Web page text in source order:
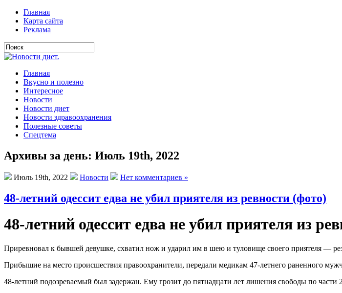
Главная
Карта сайта
Реклама
Главная
Вкусно и полезно
Интересное
Новости
Новости диет
Новости здравоохранения
Полезные советы
Спецтема
Архивы за день: Июль 19th, 2022
Июль 19th, 2022 Новости Нет комментариев »
48-летний одессит едва не убил приятеля из ревности (фото)
48-летний одессит едва не убил приятеля из
Приревновал к бывшей девушке, схватил нож и ударил им в шею и туловище своего приятеля —
Прибышие на место происшествия правоохранители, передали медикам 47-летнего раненного
48-летний подозреваемый был задержан. Ему грозит до пятнадцати лет лишения свободы по части